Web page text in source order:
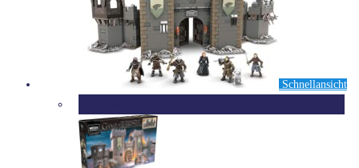
Schnellansicht